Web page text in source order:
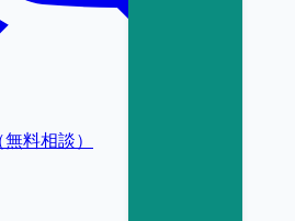
料相談）